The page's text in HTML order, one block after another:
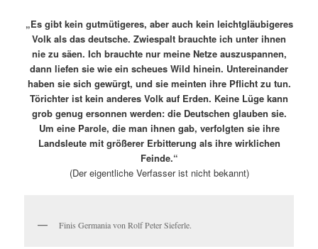
„Es gibt kein gutmütigeres, aber auch kein leichtgläubigeres
Volk als das deutsche. Zwiespalt brauchte ich unter ihnen
nie zu säen. Ich brauchte nur meine Netze auszuspannen,
dann liefen sie wie ein scheues Wild hinein. Untereinander
haben sie sich gewürgt, und sie meinten ihre Pflicht zu tun.
Törichter ist kein anderes Volk auf Erden. Keine Lüge kann
grob genug ersonnen werden: die Deutschen glauben sie.
Um eine Parole, die man ihnen gab, verfolgten sie ihre
Landsleute mit größerer Erbitterung als ihre wirklichen
Feinde.“
(Der eigentliche Verfasser ist nicht bekannt)
Finis Germania von Rolf Peter Sieferle.